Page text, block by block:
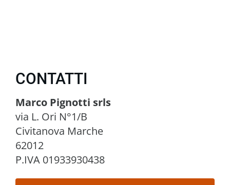
CONTATTI
Marco Pignotti srls
via L. Ori N°1/B
Civitanova Marche
62012
P.IVA 01933930438